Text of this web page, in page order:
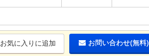
お気に入りに追加 お問い合わせ(無料)